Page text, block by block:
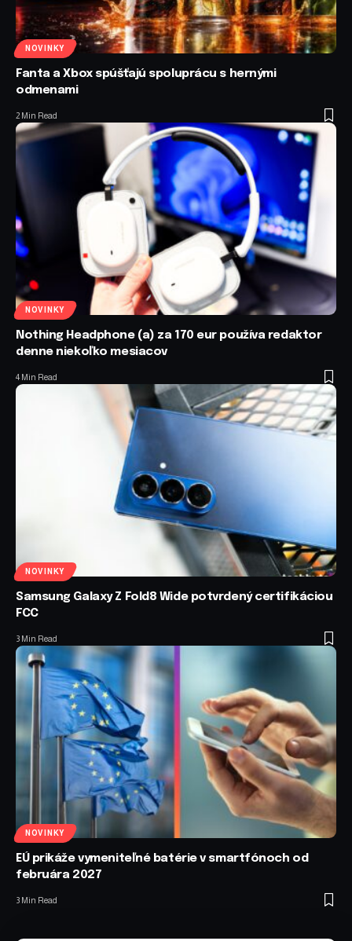
NOVINKY
Fanta a Xbox spúšťajú spoluprácu s hernými
odmenami
2 Min Read
NOVINKY
Nothing Headphone (a) za 170 eur používa redaktor
denne niekoľko mesiacov
4 Min Read
NOVINKY
Samsung Galaxy Z Fold8 Wide potvrdený certifikáciou
FCC
3 Min Read
NOVINKY
EÚ prikáže vymeniteľné batérie v smartfónoch od
februára 2027
3 Min Read